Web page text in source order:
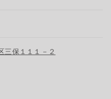
三保１１１－２